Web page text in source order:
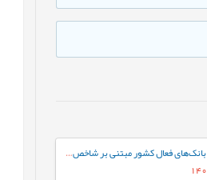
تحلیلی بر توانایی‌های بانک‌های فعال کشور مبتنی بر شاخص‌های بانک مرکزی با رویکرد تلفیقی از کارت امتیازی متوازن، تئوری بازی‌ها و تحلیل پوششی داده‌ها